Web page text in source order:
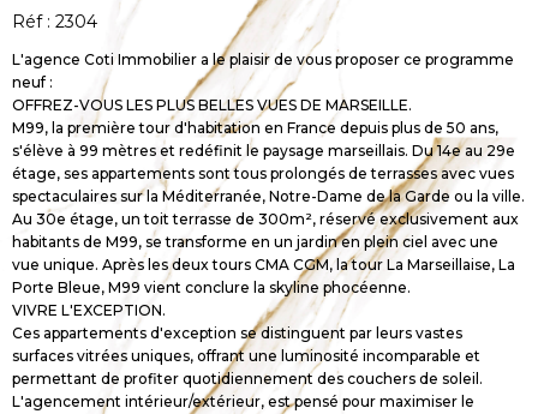
Réf : 2304
L'agence Coti Immobilier a le plaisir de vous proposer ce programme
neuf :
OFFREZ-VOUS LES PLUS BELLES VUES DE MARSEILLE.
M99, la première tour d'habitation en France depuis plus de 50 ans,
s'élève à 99 mètres et redéfinit le paysage marseillais. Du 14e au 29e
étage, ses appartements sont tous prolongés de terrasses avec vues
spectaculaires sur la Méditerranée, Notre-Dame de la Garde ou la ville.
Au 30e étage, un toit terrasse de 300m², réservé exclusivement aux
habitants de M99, se transforme en un jardin en plein ciel avec une
vue unique. Après les deux tours CMA CGM, la tour La Marseillaise, La
Porte Bleue, M99 vient conclure la skyline phocéenne.
VIVRE L'EXCEPTION.
Ces appartements d'exception se distinguent par leurs vastes
surfaces vitrées uniques, offrant une luminosité incomparable et
permettant de profiter quotidiennement des couchers de soleil.
L'agencement intérieur/extérieur, est pensé pour maximiser le